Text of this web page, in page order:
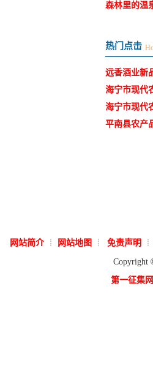
森林里的温
热门点击
远香酒业新
海宁市现代
海宁市现代
平南县农产
网站简介 ┊ 网站地图 ┊ 免责声明 ┊
Copyright
第一征集网